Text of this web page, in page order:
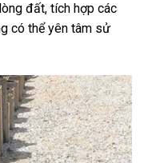
đất, tích hợp các
có thể yên tâm sử